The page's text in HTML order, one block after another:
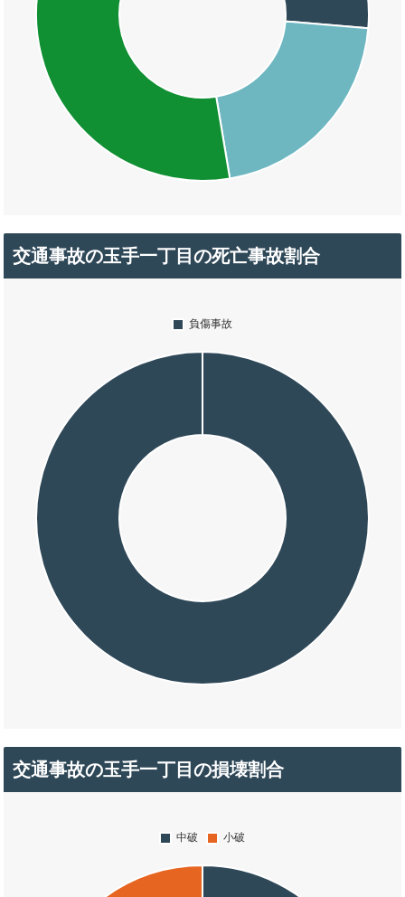
交通事故の玉手一丁目の死亡事故割合
交通事故の玉手一丁目の損壊割合